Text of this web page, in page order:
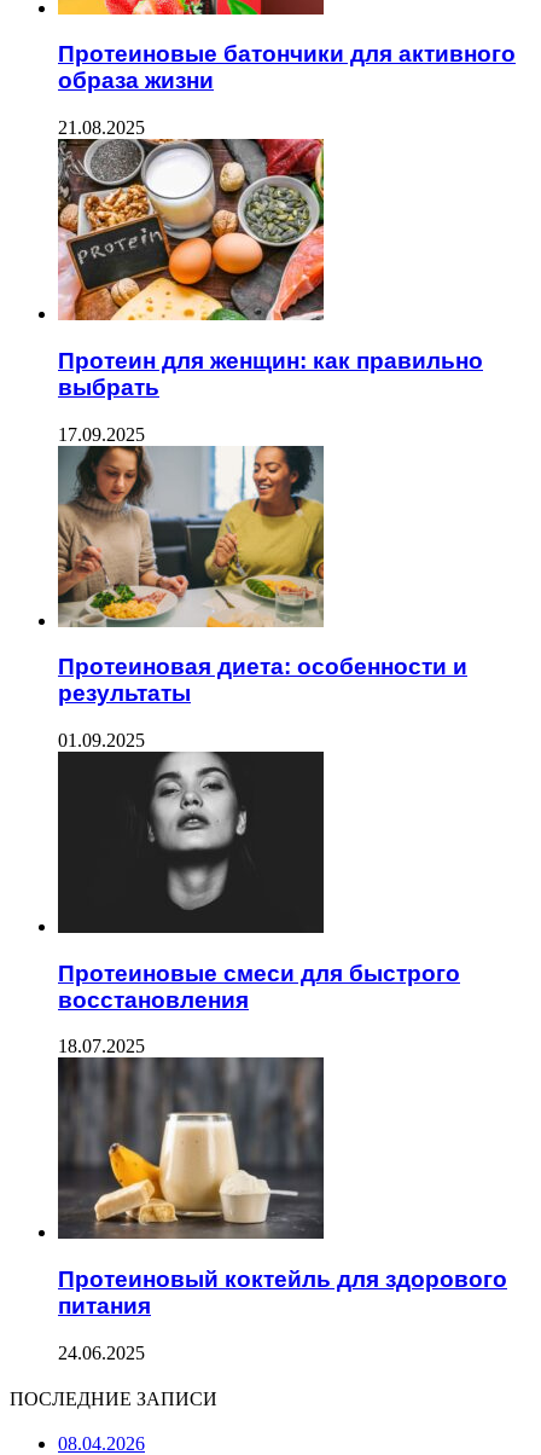
Протеиновые батончики для активного
образа жизни
21.08.2025
Протеин для женщин: как правильно
выбрать
17.09.2025
Протеиновая диета: особенности и
результаты
01.09.2025
Протеиновые смеси для быстрого
восстановления
18.07.2025
Протеиновый коктейль для здорового
питания
24.06.2025
ПОСЛЕДНИЕ ЗАПИСИ
08.04.2026